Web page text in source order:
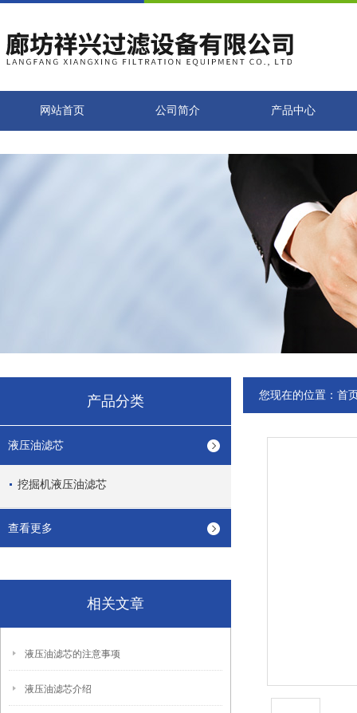
网站首页 公司简介 产品中心
产品分类
液压油滤芯
挖掘机液压油滤芯
查看更多
相关文章
液压油滤芯的注意事项
液压油滤芯介绍
您现在的位置： 首